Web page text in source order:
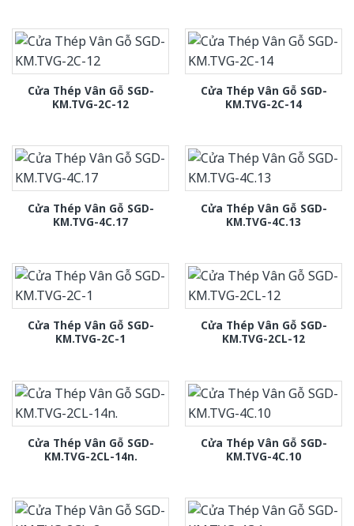
Cửa Thép Vân Gỗ SGD-
KM.TVG-2C-12
Cửa Thép Vân Gỗ SGD-
KM.TVG-2C-14
Cửa Thép Vân Gỗ SGD-
KM.TVG-4C.17
Cửa Thép Vân Gỗ SGD-
KM.TVG-4C.13
Cửa Thép Vân Gỗ SGD-
KM.TVG-2C-1
Cửa Thép Vân Gỗ SGD-
KM.TVG-2CL-12
Cửa Thép Vân Gỗ SGD-
KM.TVG-2CL-14n.
Cửa Thép Vân Gỗ SGD-
KM.TVG-4C.10